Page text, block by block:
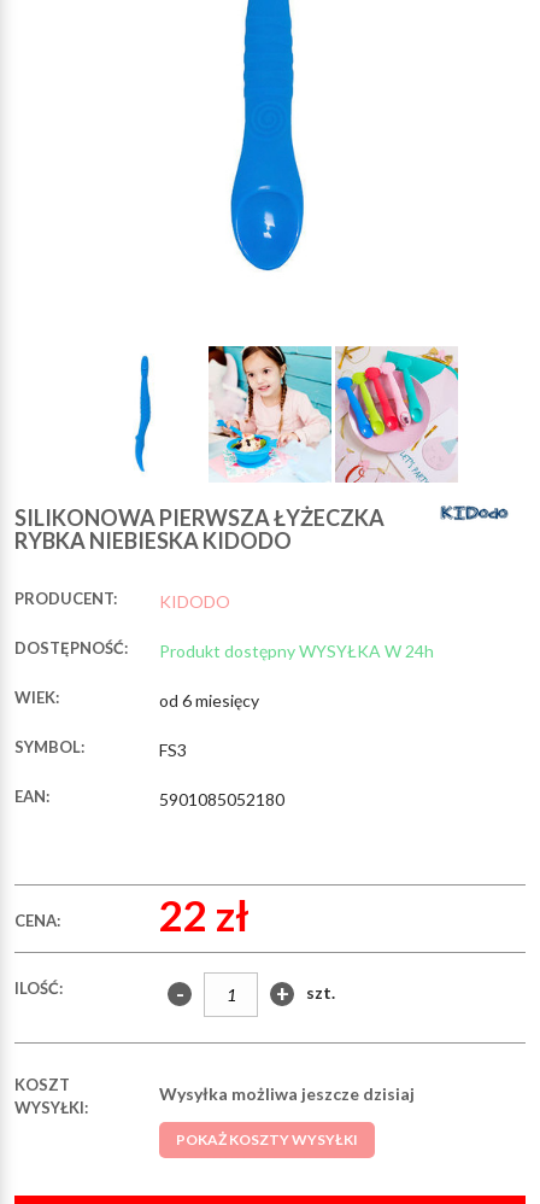
SILIKONOWA PIERWSZA ŁYŻECZKA
RYBKA NIEBIESKA KIDODO
PRODUCENT: KIDODO
DOSTĘPNOŚĆ: Produkt dostępny WYSYŁKA W 24h
WIEK: od 6 miesięcy
SYMBOL: FS3
EAN: 5901085052180
CENA: 22 zł
ILOŚĆ: - + szt.
KOSZT
WYSYŁKI:
Wysyłka możliwa jeszcze dzisiaj
POKAŻ KOSZTY WYSYŁKI